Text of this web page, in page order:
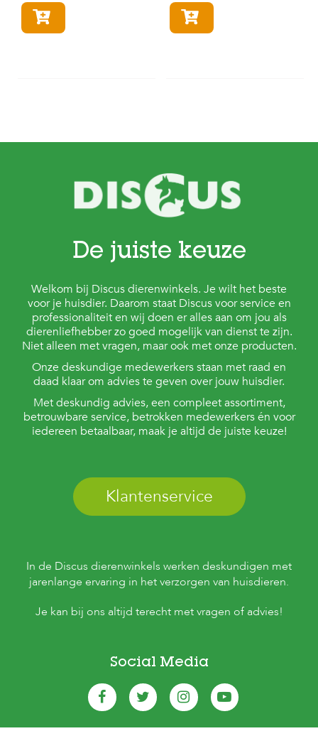
De juiste keuze
Welkom bij Discus dierenwinkels. Je wilt het beste
voor je huisdier. Daarom staat Discus voor service en
professionaliteit en wij doen er alles aan om jou als
dierenliefhebber zo goed mogelijk van dienst te zijn.
Niet alleen met vragen, maar ook met onze producten.
Onze deskundige medewerkers staan met raad en
daad klaar om advies te geven over jouw huisdier.
Met deskundig advies, een compleet assortiment,
betrouwbare service, betrokken medewerkers én voor
iedereen betaalbaar, maak je altijd de juiste keuze!
Klantenservice
In de Discus dierenwinkels werken deskundigen met
jarenlange ervaring in het verzorgen van huisdieren.
Je kan bij ons altijd terecht met vragen of advies!
Social Media